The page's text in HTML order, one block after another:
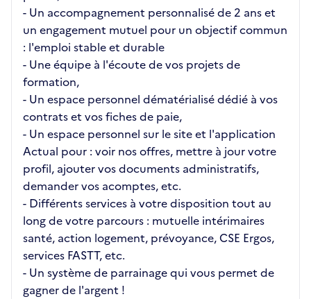
- Un accompagnement personnalisé de 2 ans et
un engagement mutuel pour un objectif commun
: l'emploi stable et durable
- Une équipe à l'écoute de vos projets de
formation,
- Un espace personnel dématérialisé dédié à vos
contrats et vos fiches de paie,
- Un espace personnel sur le site et l'application
Actual pour : voir nos offres, mettre à jour votre
profil, ajouter vos documents administratifs,
demander vos acomptes, etc.
- Différents services à votre disposition tout au
long de votre parcours : mutuelle intérimaires
santé, action logement, prévoyance, CSE Ergos,
services FASTT, etc.
- Un système de parrainage qui vous permet de
gagner de l'argent !